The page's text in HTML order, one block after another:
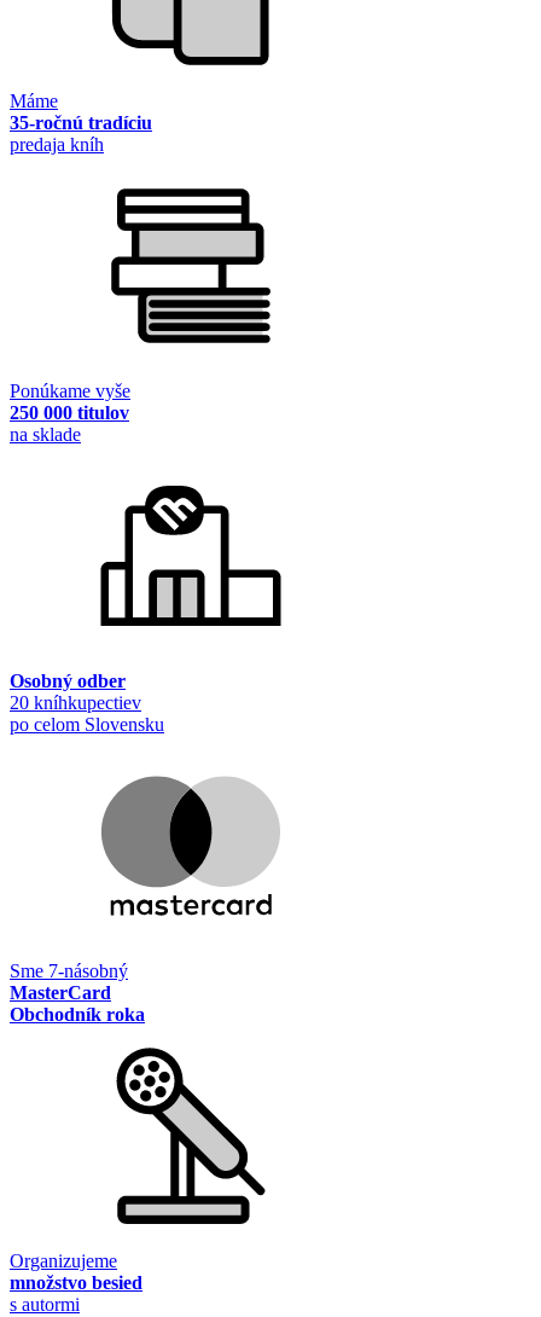
Máme
35-ročnú tradíciu
predaja kníh
Ponúkame vyše
250 000 titulov
na sklade
Osobný odber
20 kníhkupectiev
po celom Slovensku
Sme 7-násobný
MasterCard
Obchodník roka
Organizujeme
množstvo besied
s autormi